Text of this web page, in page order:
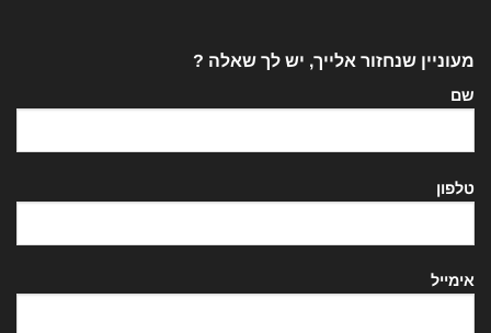
מעוניין שנחזור אלייך, יש לך שאלה ?
שם
טלפון
אימייל